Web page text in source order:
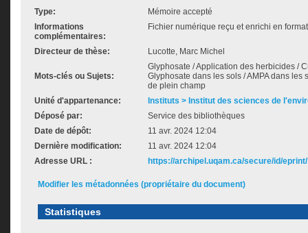
Type:
Mémoire accepté
Informations
complémentaires:
Fichier numérique reçu et enrichi en
Directeur de thèse: Lucotte, Marc Michel
Mots-clés ou Sujets:
Glyphosate / Application des herbicides /
Glyphosate dans les sols / AMPA dans les
de plein champ
Unité d'appartenance:
Instituts > Institut des sciences de
Déposé par:
Service des bibliothèques
Date de dépôt:
11 avr. 2024 12:04
Dernière modification:
11 avr. 2024 12:04
Adresse URL :
https://archipel.uqam.ca/secure/id/
Modifier les métadonnées (propriétaire du document)
Statistiques